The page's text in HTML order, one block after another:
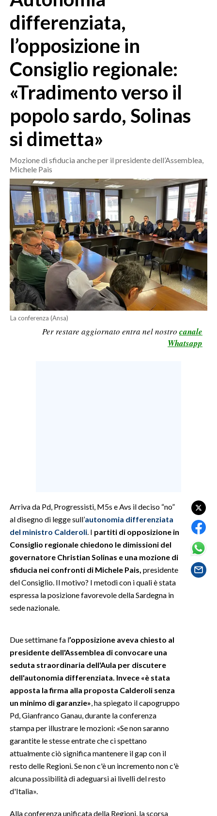
MEDIO CAMPIDANO
ORISTANO E PROVINCIA
GALLURA
NUORO E PROVINCIA
OGLIASTRA
AGENDA
CRONACA
ITALIA
MONDO
POLITICA
ECONOMIA
SERVIZI ALLE IMPRESE
LAVORO
BANDI
SPORT IN SARDEGNA
SPORT
RISULTATI E CLASSIFICHE
CALCIO
CALCIO REGIONALE
SARDEGNA TURISMO
SARDI NEL MONDO
EVENTI
INSULARITÀ
ABBONATI
ANNUNCI
NECROLOGI
PUBBLICITÀ
SPIAGGE
differenziata,
l’opposizione in
Consiglio regionale:
«Tradimento verso il
popolo sardo, Solinas
si dimetta»
Mozione di sfiducia anche per il presidente dell’Assemblea,
Michele Pais
La conferenza (Ansa)
Per restare aggiornato entra nel nostro canale
Whatsapp
Arriva da Pd, Progressisti, M5s e Avs il deciso “no”
al disegno di legge sull’autonomia differenziata
del ministro Calderoli . I partiti di opposizione in
Consiglio regionale chiedono le dimissioni del
governatore Christian Solinas e una mozione di
sfiducia nei confronti di Michele Pais, presidente
del Consiglio. Il motivo? I metodi con i quali è stata
espressa la posizione favorevole della Sardegna in
sede nazionale.
Due settimane fa l’opposizione aveva chiesto al
presidente dell'Assemblea di convocare una
seduta straordinaria dell'Aula per discutere
dell'autonomia differenziata. Invece «è stata
apposta la firma alla proposta Calderoli senza
un minimo di garanzie» , ha spiegato il capogruppo
Pd, Gianfranco Ganau, durante la conferenza
stampa per illustrare le mozioni: «Se non saranno
garantite le stesse entrate che ci spettano
attualmente ciò significa mantenere il gap con il
resto delle Regioni. Se non c'è un incremento non c'è
alcuna possibilità di adeguarsi ai livelli del resto
d'Italia».
Alla conferenza unificata della Regioni, la scorsa